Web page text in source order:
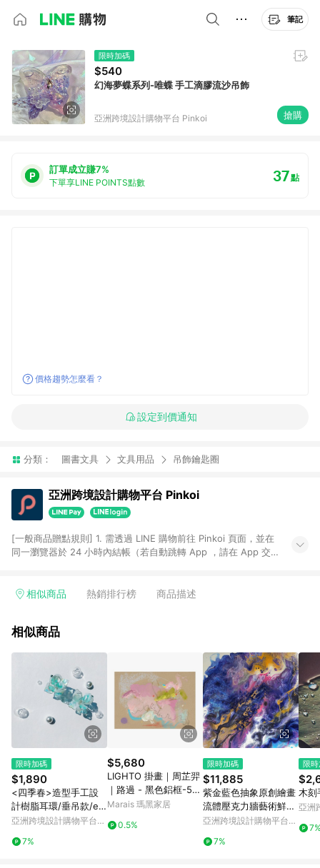
筆記
限時加碼
$540
幻海夢蝶系列-唯蝶 手工滴膠流沙吊飾
亞洲跨境設計購物平台 Pinkoi 搶購
訂單成立賺7%
下單享LINE POINTS點數 37點
價格趨勢怎麼看？
設定到價通知
分類： 圖書文具 文具用品 吊飾鑰匙圈
亞洲跨境設計購物平台 Pinkoi
[一般商品贈點規則] 1. 需透過 LINE 購物前往 Pinkoi 頁面，並在
同一瀏覽器於 24 小時內結帳（若自動跳轉 App ，請在 App 交
回饋訂單不得享有 Pinkoi 站方優惠，例如首購優惠，P coins，
行為，不具贈點資格，部分退款不在此限。 6. APP 請更新至
貨後 45 天後發送。 8. 群眾募資商品，禮物卡，開館保證金，補
運費，攤位費等不具贈點資格。 9. LINE 購物站上之商品規格、
顏色、價位、贈品如與 Pinkoi 商品資訊頁及購物車不符，以
Pinkoi 購物商品資訊頁及購物車標示為準。 10. 點數紅包使用規
則請以點數紅包活動說明為準。 11. 若於 LINE 購物前往 Pinkoi
頁面後才首次下載 Pinkoi APP 並完成訂單，不符合導購資格；承
上，首次下載 Pinkoi APP 後，需透過 LINE 購物前往 Pinkoi 頁
相似商品 熱銷排行榜 商品描述
相似商品
限時加碼
$1,890
<四季春>造型手工設
計樹脂耳環/垂吊款/ear
ring/accessories
亞洲跨境設計購物平台
7%
$5,680
LIGHTO 掛畫｜周芷羿
｜路過 - 黑色鋁框-50
x 70 cm
Marais 瑪黑家居
0.5%
限時加碼
$11,885
紫金藍色抽象原創繪畫
流體壓克力牆藝術鮮豔
的色彩
亞洲跨境設計購物平台
7%
限
木
亞洲